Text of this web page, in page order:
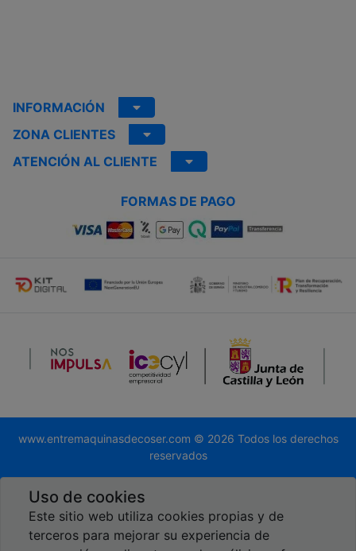
INFORMACIÓN
ZONA CLIENTES
ATENCIÓN AL CLIENTE
FORMAS DE PAGO
www.entremaquinasdecoser.com © 2026 Todos los derechos
reservados
Uso de cookies
Este sitio web utiliza cookies propias y de
terceros para mejorar su experiencia de